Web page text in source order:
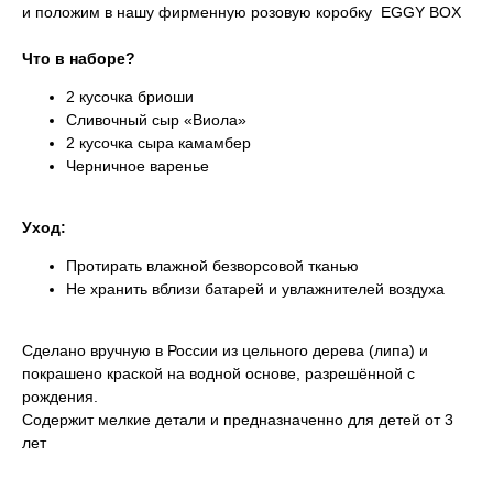
и положим в нашу фирменную розовую коробку EGGY BOX
Что в наборе?
2 кусочка бриоши
Сливочный сыр «Виола»
2 кусочка сыра камамбер
Черничное варенье
Уход:
Протирать влажной безворсовой тканью
Не хранить вблизи батарей и увлажнителей воздуха
Сделано вручную в России из цельного дерева (липа) и
покрашено краской на водной основе, разрешённой с
рождения.
Содержит мелкие детали и предназначенно для детей от 3
лет